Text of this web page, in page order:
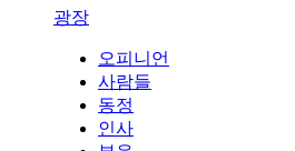
광장
오피니언
사람들
동정
인사